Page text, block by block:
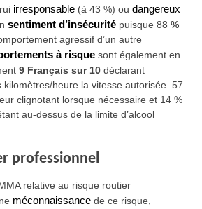
irresponsable (à 43 %) ou dangereux
sentiment d’insécurité puisque 88 %
agressif d’un autre
à risque sont également en
9 Français sur 10 déclarant
heure la vitesse autorisée. 57
clignotant lorsque nécessaire et 14 %
au-dessus de la limite d’alcool
professionnel
relative au risque routier
méconnaissance de ce risque,